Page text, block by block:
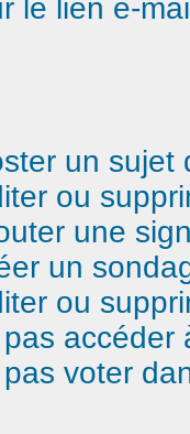
le lien e-
un sujet
ou
une
un
ou
accéder
voter